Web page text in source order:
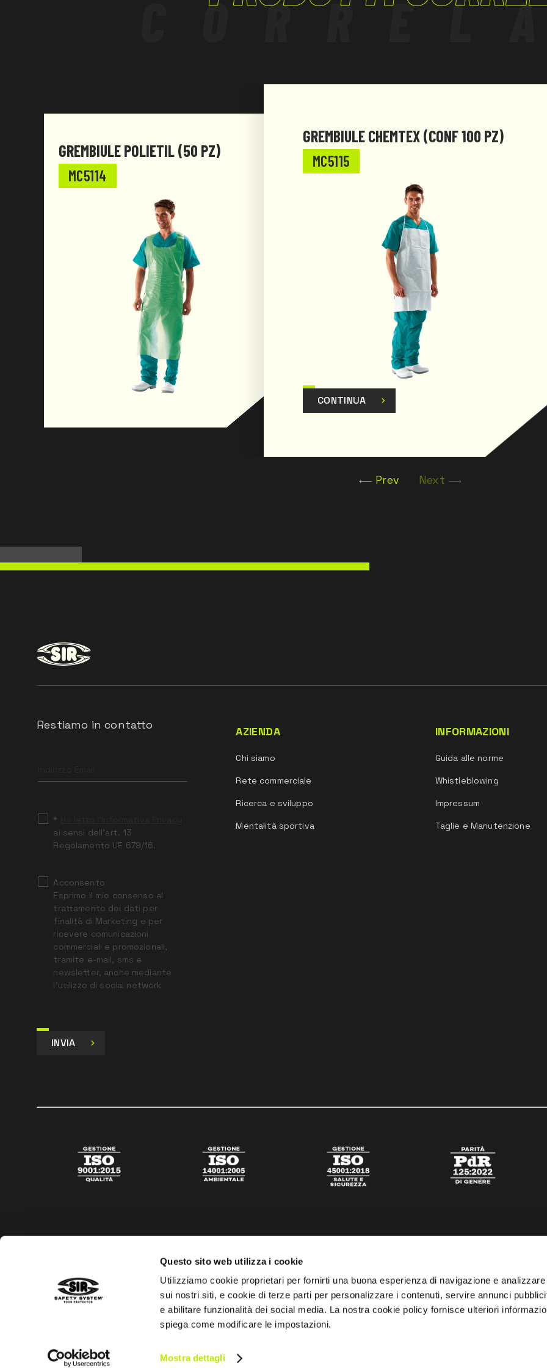
Questo sito web utilizza i cookie
Utilizziamo cookie proprietari per fornirti una buona esperienza di navigazione e
sui nostri siti, e cookie di terze parti per personalizzare i contenuti, servire annunci
e abilitare funzionalità dei social media. La nostra cookie policy fornisce ulteriori
spiega come modificare le impostazioni.
Mostra dettagli
GREMBIULE POLIETIL (50 PZ)
MC5114
GREMBIULE CHEMTEX (CONF 100 PZ)
MC5115
CONTINUA
Prev Next
Restiamo in contatto
field
*
ai sensi dell’art. 13
Regolamento UE 679/16.
Acconsento
Esprimo il mio consenso al
trattamento dei dati per
finalità di Marketing e per
ricevere comunicazioni
commerciali e promozionali,
tramite e-mail, sms e
newsletter, anche mediante
l’utilizzo di social network
INVIA
AZIENDA
Chi siamo
Rete commerciale
Ricerca e sviluppo
Mentalità sportiva
INFORMAZIONI
Guida alle norme
Whistleblowing
Impressum
Taglie e Manutenzione
Privacy policyCookies policy Trasparenza aiuti di stato